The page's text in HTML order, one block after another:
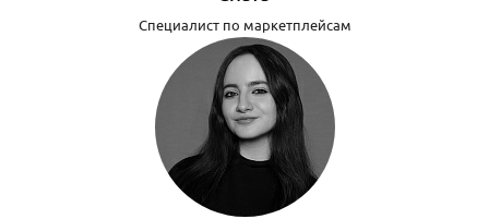
Специалист по маркетплейсам